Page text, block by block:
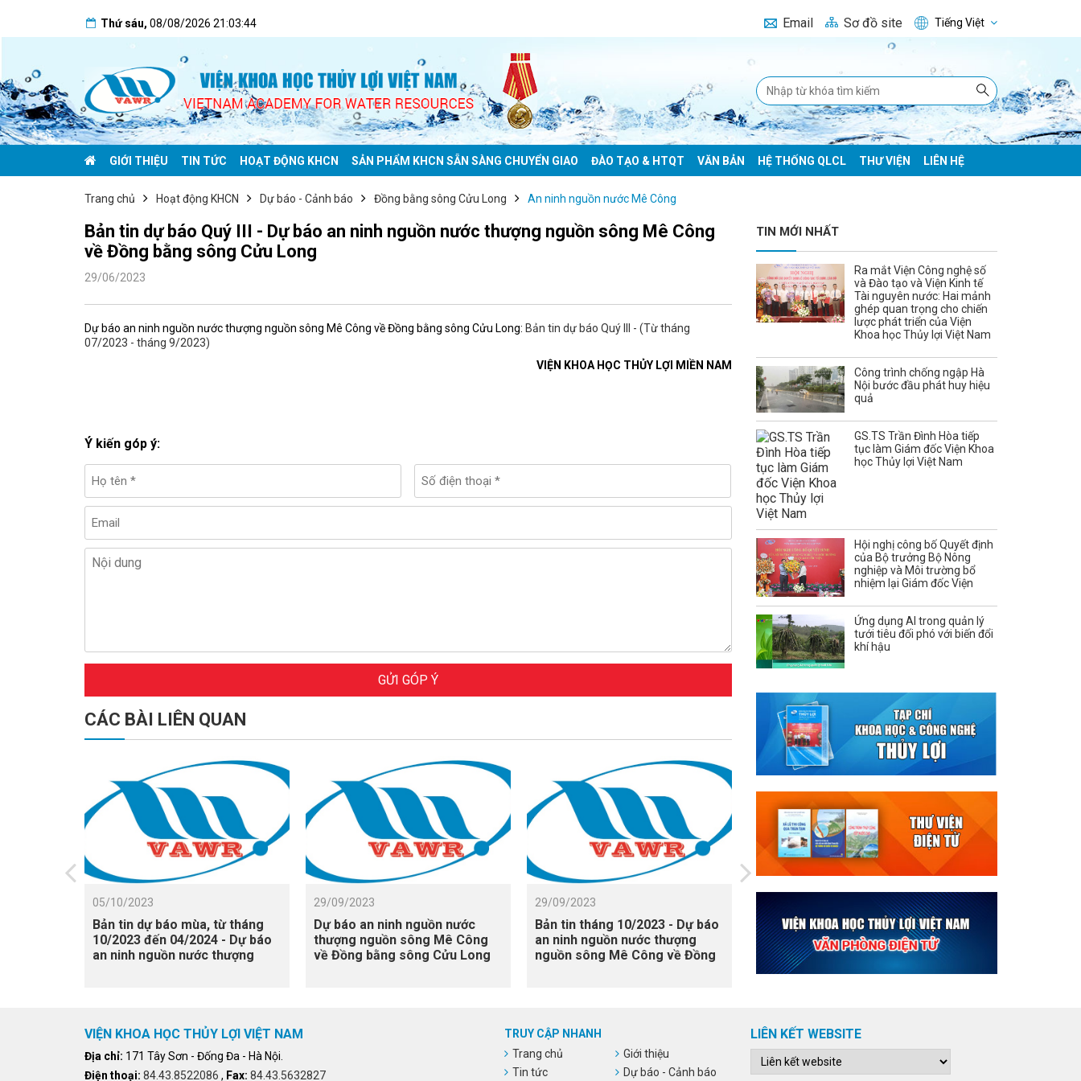
Thứ sáu, 08/08/2026 21:03:44 Email Sơ đồ site Tiếng Việt
GIỚI THIỆU TIN TỨC HOẠT ĐỘNG KHCN SẢN PHẨM KHCN SẴN SÀNG CHUYỂN GIAO ĐÀO TẠO & HTQT VĂN BẢN HỆ THỐNG QLCL THƯ VIỆN LIÊN HỆ
Trang chủ Hoạt động KHCN Dự báo - Cảnh báo Đồng bằng sông Cửu Long An ninh nguồn nước Mê Công
Bản tin dự báo Quý III - Dự báo an ninh nguồn nước thượng nguồn sông Mê Công
về Đồng bằng sông Cửu Long
29/06/2023
Dự báo an ninh nguồn nước thượng nguồn sông Mê Công về Đồng bằng sông Cửu Long: Bản tin dự báo Quý III - (Từ tháng
07/2023 - tháng 9/2023)
VIỆN KHOA HỌC THỦY LỢI MIỀN NAM
Ý kiến góp ý:
GỬI GÓP Ý
CÁC BÀI LIÊN QUAN
05/10/2023
Bản tin dự báo mùa, từ tháng
10/2023 đến 04/2024 - Dự báo
an ninh nguồn nước thượng
29/09/2023
Dự báo an ninh nguồn nước
thượng nguồn sông Mê Công
về Đồng bằng sông Cửu Long
29/09/2023
Bản tin tháng 10/2023 - Dự báo
an ninh nguồn nước thượng
nguồn sông Mê Công về Đồng
29/08/2023
Bản tin tháng 09/2023 - Dự báo
an ninh nguồn nước thượng
nguồn sông Mê Công về Đồng
bằng sông Cửu Long
TIN MỚI NHẤT
Ra mắt Viện Công nghệ số
và Đào tạo và Viện Kinh tế
Tài nguyên nước: Hai mảnh
ghép quan trọng cho chiến
lược phát triển của Viện
Khoa học Thủy lợi Việt Nam
Công trình chống ngập Hà
Nội bước đầu phát huy hiệu
quả
GS.TS Trần Đình Hòa tiếp
tục làm Giám đốc Viện Khoa
học Thủy lợi Việt Nam
Hội nghị công bố Quyết định
của Bộ trưởng Bộ Nông
nghiệp và Môi trường bổ
nhiệm lại Giám đốc Viện
Ứng dụng AI trong quản lý
tưới tiêu đối phó với biến đổi
khí hậu
VIỆN KHOA HỌC THỦY LỢI VIỆT NAM
Địa chỉ: 171 Tây Sơn - Đống Đa - Hà Nội.
Điện thoại: 84.43.8522086 , Fax: 84.43.5632827
TRUY CẬP NHANH
Trang chủ
Giới thiệu
Tin tức
Dự báo - Cảnh báo
LIÊN KẾT WEBSITE